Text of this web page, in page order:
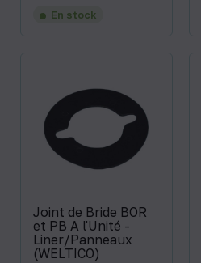
En stock
Joint de Bride BOR
et PB A l'Unité -
Liner/Panneaux
(WELTICO)